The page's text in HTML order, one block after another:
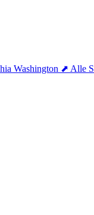
Washington ⬈ Alle